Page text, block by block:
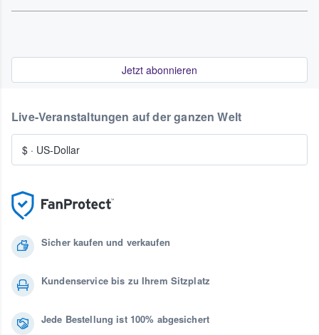
Jetzt abonnieren
Sicher kaufen und verkaufen
Kundenservice bis zu Ihrem Sitzplatz
Jede Bestellung ist 100% abgesichert
Live-Veranstaltungen auf der ganzen Welt
$ · US-Dollar